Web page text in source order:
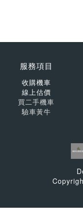
服務項目
收購機車
線上估價
買二手機車
驗車黃牛